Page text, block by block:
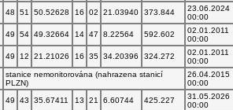
48 51 50.52628 16 02 21.03940 373.844
23.06.2024
00:00
49 54 49.32664 14 47 8.22564 592.602
02.01.2011
00:00
49 12 21.21026 16 35 34.20396 324.272
02.01.2011
00:00
stanice nemonitorována (nahrazena stanicí
PLZN)
26.04.2015
00:00
49 43 35.67411 13 21 6.60744 425.227
31.05.2026
00:00